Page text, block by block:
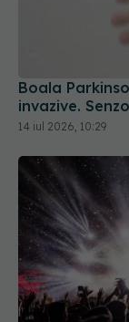
Boala
invazive.
Te rătăcești
„defect” al